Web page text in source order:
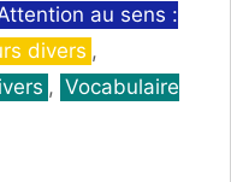
au sens :
divers ,
, Vocabulaire